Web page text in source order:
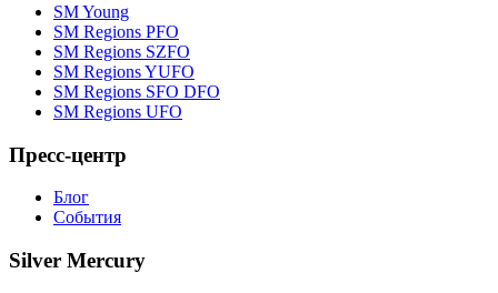
SM Young
SM Regions PFO
SM Regions SZFO
SM Regions YUFO
SM Regions SFO DFO
SM Regions UFO
Пресс-центр
Блог
События
Silver Mercury